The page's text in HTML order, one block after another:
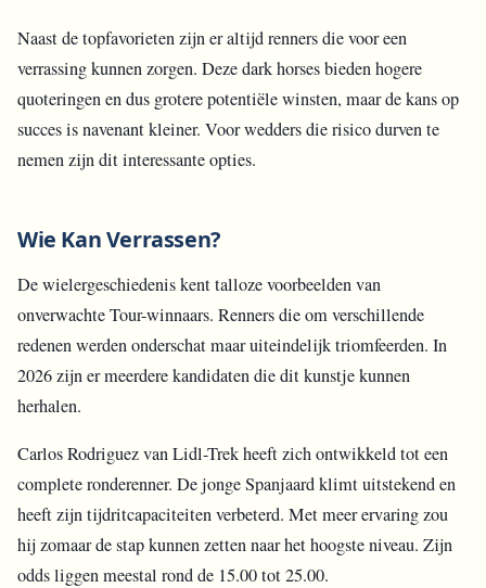
Naast de topfavorieten zijn er altijd renners die voor een
verrassing kunnen zorgen. Deze dark horses bieden hogere
quoteringen en dus grotere potentiële winsten, maar de kans op
succes is navenant kleiner. Voor wedders die risico durven te
nemen zijn dit interessante opties.
Wie Kan Verrassen?
De wielergeschiedenis kent talloze voorbeelden van
onverwachte Tour-winnaars. Renners die om verschillende
redenen werden onderschat maar uiteindelijk triomfeerden. In
2026 zijn er meerdere kandidaten die dit kunstje kunnen
herhalen.
Carlos Rodriguez van Lidl-Trek heeft zich ontwikkeld tot een
complete ronderenner. De jonge Spanjaard klimt uitstekend en
heeft zijn tijdritcapaciteiten verbeterd. Met meer ervaring zou
hij zomaar de stap kunnen zetten naar het hoogste niveau. Zijn
odds liggen meestal rond de 15.00 tot 25.00.